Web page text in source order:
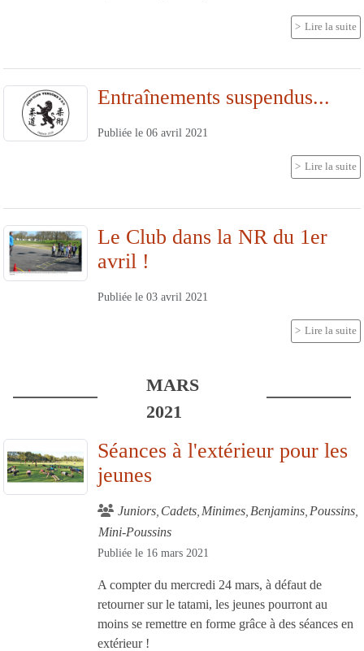
Lire la suite
Entraînements suspendus...
Publiée le 06 avril 2021
Lire la suite
Le Club dans la NR du 1er
avril !
Publiée le 03 avril 2021
Lire la suite
MARS
2021
Séances à l'extérieur pour les
jeunes
Juniors Cadets Minimes Benjamins Poussins
Mini-Poussins
Publiée le 16 mars 2021
A compter du mercredi 24 mars, à défaut de
retourner sur le tatami, les jeunes pourront au
moins se remettre en forme grâce à des séances en
extérieur !